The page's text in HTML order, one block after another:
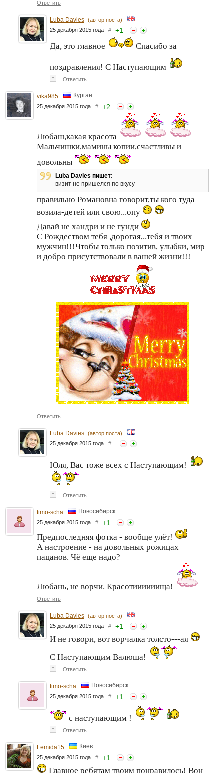
Ответить
Luba Davies (автор поста)
25 декабря 2015 года # +1
Да, это главное Спасибо за
поздравления! С Наступающим
↑ Ответить
vika985 Курган
25 декабря 2015 года # +2
Любаш,какая красота
Мальчишки,мамины копии,счастливы и
довольны
Luba Davies пишет:
визит не пришелся по вкусу
правильно Романовна говорит,ты кого туда
возила-детей или свою...опу
Давай не хандри и не гунди
С Рождеством тебя ,дорогая,..тебя и твоих
мужчин!!!Чтобы только позитив, улыбки, мир
и добро присутствовали в вашей жизни!!!
Ответить
Luba Davies (автор поста)
25 декабря 2015 года #
Юля, Вас тоже всех с Наступающим!
↑ Ответить
timo-scha Новосибирск
25 декабря 2015 года # +1
Предпоследняя фотка - вообще улёт!
А настроение - на довольных рожицах
пацанов. Чё еще надо?
Любань, не ворчи. Красотиииииища!
Ответить
Luba Davies (автор поста)
25 декабря 2015 года # +1
И не говори, вот ворчалка толсто---ая
С Наступающим Валюша!
↑ Ответить
timo-scha Новосибирск
25 декабря 2015 года # +1
с наступающим !
↑ Ответить
Femida15 Киев
25 декабря 2015 года # +1
Главное ребятам твоим понравилось! Вон